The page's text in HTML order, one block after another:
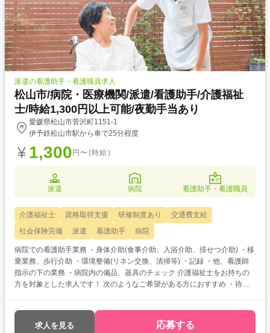
派遣の看護助手・看護職員求人
松山市/病院・医療機関/派遣/看護助手/介護福祉
士/時給1,300円以上可能/夜勤手当あり
愛媛県松山市菅沢町1151-1
伊予鉄松山市駅から車で25分程度
1,300 円〜(時給)
派遣 病院 看護助手・看護職員
介護福祉士 資格取得支援 研修制度あり
交通費支給
社会保険完備
派遣 看護助手 病院
病院での看護助手業務 ・身体介助(食事介助、入浴介助、排せつ介助) ・移
乗業務、歩行介助 ・環境整備(リネン交換、清掃等) ・記録 ・他、看護師
指示の下の業務 ・病院内の備品、器具のチェック 介護福祉士をお持ちの
方を対象とした求人です！ 次のようなご希望がある方におすすめ ・待遇
求人を見る 応募する